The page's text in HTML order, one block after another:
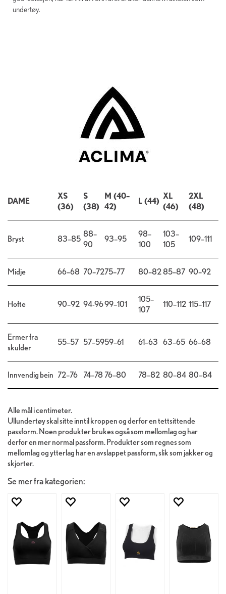
undertøy.
DAME
XS
(36)
S
(38)
M (40–
42)
L (44)
XL
(46)
2XL
(48)
Bryst 83–85
88–
90
93–95
98–
100
103–
105
109–111
Midje 66–68 70–7275–77 80–8285–87 90–92
Hofte 90–92 94-9699–101
105–
107
110–112 115–117
Ermer fra
skulder
55–57 57–5959–61 61–63 63–65 66–68
Innvendig bein 72–76 74–78 76–80 78–82 80–84 80–84
Alle mål i centimeter.
Ullundertøy skal sitte inntil kroppen og derfor en tettsittende
passform. Noen produkter brukes også som mellomlag og har
derfor en mer normal passform. Produkter som regnes som
mellomlag og ytterlag har en avslappet passform, slik som jakker og
skjorter.
Se mer fra kategorien: